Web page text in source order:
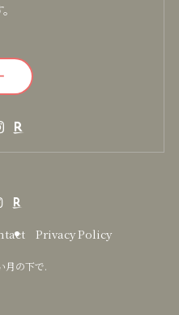
Privacy Policy
の下で.